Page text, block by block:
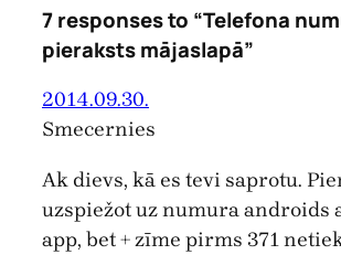
7 responses to “Telefona
pieraksts mājaslapā”
2014.09.30.
Smecernies
Ak dievs, kā es tevi saprotu.
uzspiežot uz numura androids
app, bet + zīme pirms 371